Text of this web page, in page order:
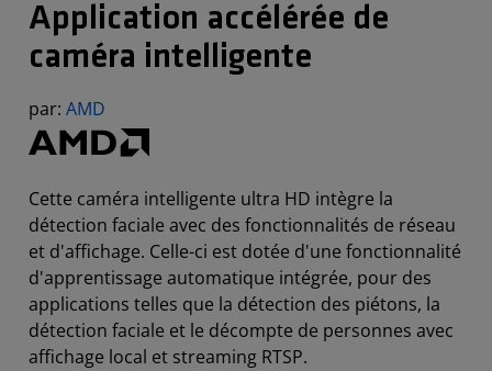
Application accélérée de
caméra intelligente
par: AMD
Cette caméra intelligente ultra HD intègre la
détection faciale avec des fonctionnalités de réseau
et d'affichage. Celle-ci est dotée d'une fonctionnalité
d'apprentissage automatique intégrée, pour des
applications telles que la détection des piétons, la
détection faciale et le décompte de personnes avec
affichage local et streaming RTSP.